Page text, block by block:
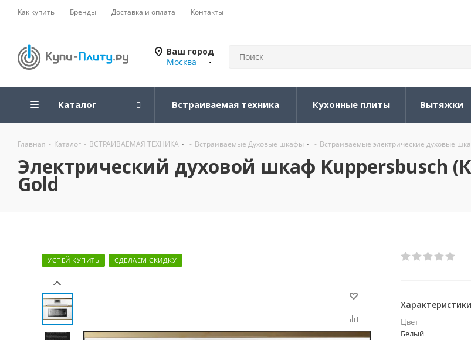
Как купить Бренды Доставка и оплата Контакты
Ваш город
Москва
Каталог Встраиваемая техника Кухонные плиты Вытяжки
Главная - Каталог - ВСТРАИВАЕМАЯ ТЕХНИКА - Встраиваемые Духовые шкафы - Встраиваемые электрические духовые
Электрический духовой шкаф Kuppersbusch
Gold
УСПЕЙ КУПИТЬ СДЕЛАЕМ СКИДКУ
Характеристики
Цвет
Белый